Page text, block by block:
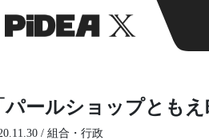
パールショップとも
/ 組合・行政